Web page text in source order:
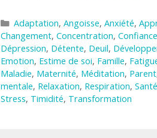
Catégories
Adaptation, Angoisse, Anxiété,
Changement, Concentration,
Dépression, Détente, Deuil,
Emotion, Estime de soi, Famille,
Maladie, Maternité, Méditation, Parent
mentale, Relaxation, Respiration,
Stress, Timidité, Transformation